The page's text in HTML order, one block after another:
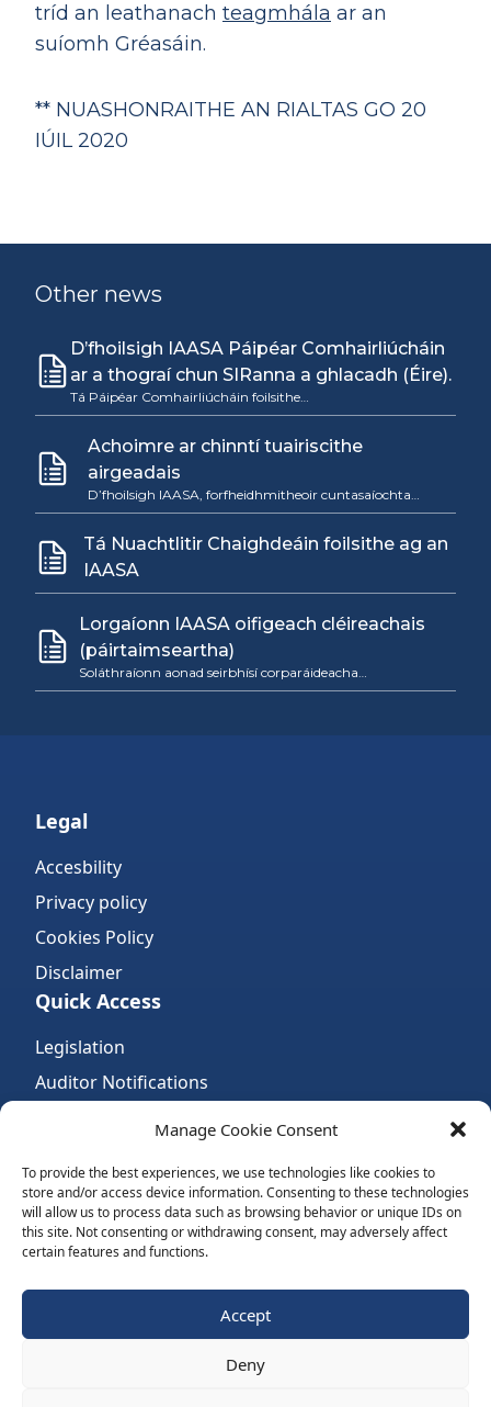
Manage Cookie Consent
To provide the best experiences, we use technologies like cookies to
store and/or access device information. Consenting to these technologies
will allow us to process data such as browsing behavior or unique IDs on
this site. Not consenting or withdrawing consent, may adversely affect
certain features and functions.
Accept
Deny
tríd an leathanach teagmhála ar an
suíomh Gréasáin.
** NUASHONRAITHE AN RIALTAS GO 20
IÚIL 2020
Other news
D’fhoilsigh IAASA Páipéar Comhairliúcháin
ar a thograí chun SIRanna a ghlacadh (Éire).
Tá Páipéar Comhairliúcháin foilsithe…
Achoimre ar chinntí tuairiscithe
airgeadais
D’fhoilsigh IAASA, forfheidhmitheoir cuntasaíochta…
Tá Nuachtlitir Chaighdeáin foilsithe ag an
IAASA
Lorgaíonn IAASA oifigeach cléireachais
(páirtaimseartha)
Soláthraíonn aonad seirbhísí corparáideacha…
Legal
Accesbility
Privacy policy
Cookies Policy
Disclaimer
Quick Access
Legislation
Auditor Notifications
Quick Access
International Standards
Accountancy Bodies
Follow Us: